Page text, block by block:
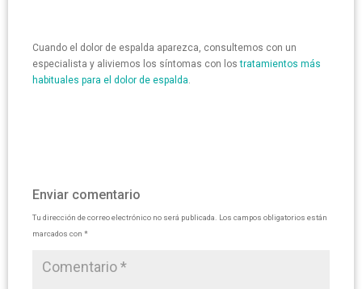
Cuando el dolor de espalda aparezca, consultemos con un
especialista y aliviemos los síntomas con lostratamientos más
habituales para el dolor de espalda.
Enviar comentario
Tu dirección de correo electrónico no será publicada.
Los campos obligatorios están
marcados con *